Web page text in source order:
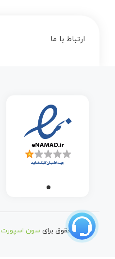
ارتباط با ما
تمامی حقوق برای سون اسپورت